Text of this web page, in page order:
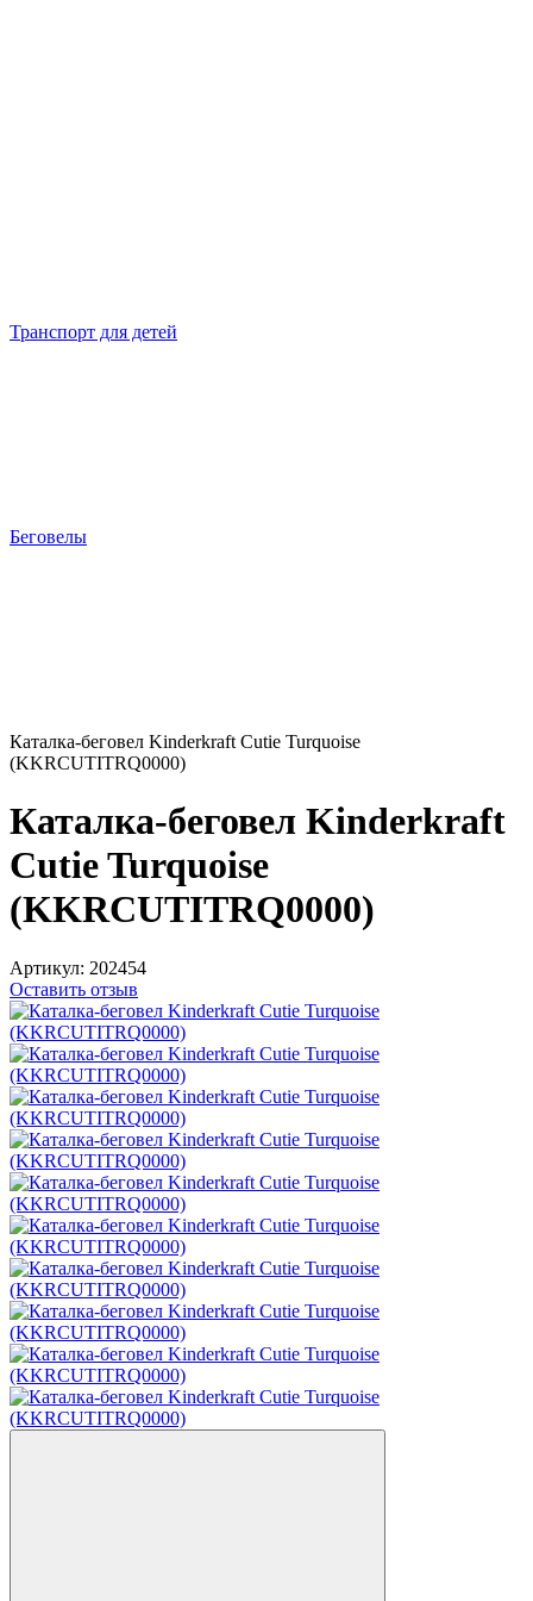
Транспорт для детей
Беговелы
Каталка-беговел Kinderkraft Cutie Turquoise
(KKRCUTITRQ0000)
Каталка-беговел Kinderkraft
Cutie Turquoise
(KKRCUTITRQ0000)
Артикул: 202454
Оставить отзыв